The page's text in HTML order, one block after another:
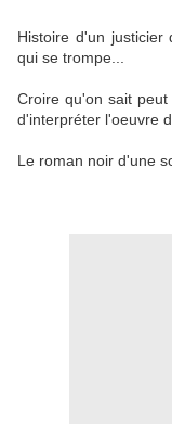
Histoire d'un
qui se trompe...
Croire qu'on sait
d'interpréter l'oeuvre
Le roman noir d'une